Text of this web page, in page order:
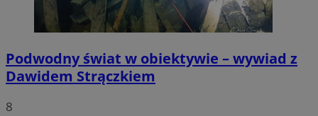
Podwodny świat w obiektywie – wywiad z
Dawidem Strączkiem
8